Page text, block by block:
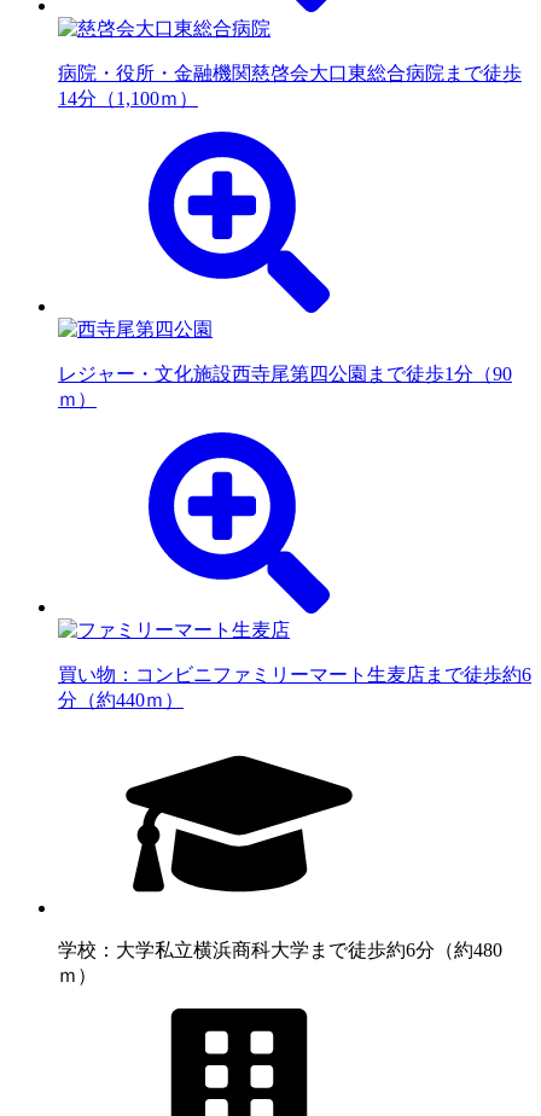
病院・役所・金融機関慈啓会大口東総合病院まで徒歩
14分（1,100ｍ）
レジャー・文化施設西寺尾第四公園まで徒歩1分（90
ｍ）
買い物：コンビニファミリーマート生麦店まで徒歩約6
分（約440ｍ）
学校：大学私立横浜商科大学まで徒歩約6分（約480
ｍ）